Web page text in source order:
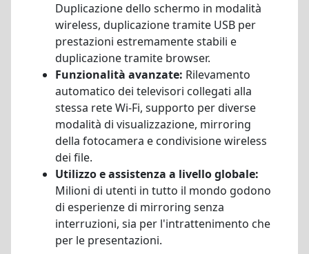
Duplicazione dello schermo in modalità
wireless, duplicazione tramite USB per
prestazioni estremamente stabili e
duplicazione tramite browser.
Funzionalità avanzate: Rilevamento
automatico dei televisori collegati alla
stessa rete Wi-Fi, supporto per diverse
modalità di visualizzazione, mirroring
della fotocamera e condivisione wireless
dei file.
Utilizzo e assistenza a livello globale:
Milioni di utenti in tutto il mondo godono
di esperienze di mirroring senza
interruzioni, sia per l'intrattenimento che
per le presentazioni.